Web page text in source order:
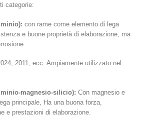
categorie:
con rame come elemento di lega
e buone proprietà di elaborazione, ma
2011, ecc. Ampiamente utilizzato nel
magnesio-silicio): Con magnesio e
principale, Ha una buona forza,
e prestazioni di elaborazione.